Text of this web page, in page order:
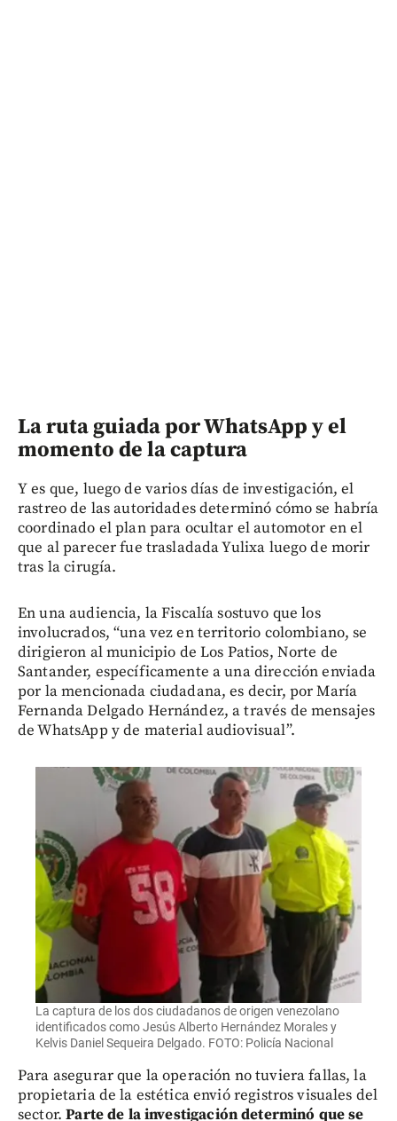
La ruta guiada por WhatsApp y el
momento de la captura
Y es que, luego de varios días de investigación, el
rastreo de las autoridades determinó cómo se habría
coordinado el plan para ocultar el automotor en el
que al parecer fue trasladada Yulixa luego de morir
tras la cirugía.
En una audiencia, la Fiscalía sostuvo que los
involucrados, “una vez en territorio colombiano, se
dirigieron al municipio de Los Patios, Norte de
Santander, específicamente a una dirección enviada
por la mencionada ciudadana, es decir, por María
Fernanda Delgado Hernández, a través de mensajes
de WhatsApp y de material audiovisual”.
La captura de los dos ciudadanos de origen venezolano
identificados como Jesús Alberto Hernández Morales y
Kelvis Daniel Sequeira Delgado. FOTO: Policía Nacional
Para asegurar que la operación no tuviera fallas, la
propietaria de la estética envió registros visuales del
sector.Parte de la investigación determinó que se